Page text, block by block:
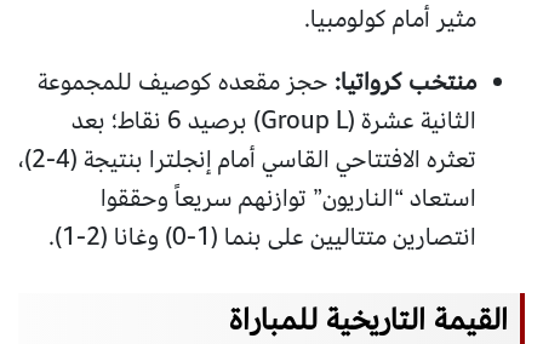
مثير أمام كولومبيا.
منتخب كرواتيا: حجز مقعده كوصيف للمجموعة
الثانية عشرة (Group L) برصيد 6 نقاط؛ بعد
تعثره الافتتاحي القاسي أمام إنجلترا بنتيجة (4-2)،
استعاد “الناريون” توازنهم سريعاً وحققوا
انتصارين متتاليين على بنما (1-0) وغانا (2-1).
القيمة التاريخية للمباراة